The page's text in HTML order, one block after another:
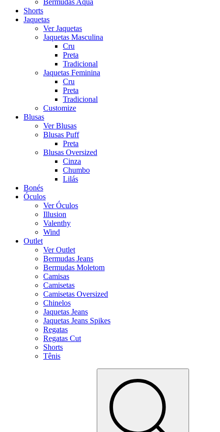
Bermudas Aqua
Shorts
Jaquetas
Ver Jaquetas
Jaquetas Masculina
Cru
Preta
Tradicional
Jaquetas Feminina
Cru
Preta
Tradicional
Customize
Blusas
Ver Blusas
Blusas Puff
Preta
Blusas Oversized
Cinza
Chumbo
Lilás
Bonés
Óculos
Ver Óculos
Illusion
Valenthy
Wind
Outlet
Ver Outlet
Bermudas Jeans
Bermudas Moletom
Camisas
Camisetas
Camisetas Oversized
Chinelos
Jaquetas Jeans
Jaquetas Jeans Spikes
Regatas
Regatas Cut
Shorts
Tênis